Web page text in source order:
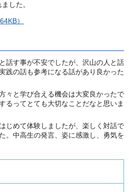
した。
）
話す事が不安でしたが、沢山の人と話
践の話も参考になる話があり良かった
々と学び合える機会は大変良かったで
るってとても大切なことだなと思いま
じめて体験しましたが、楽しく対話で
。中高生の発言、姿に感激し、勇気を